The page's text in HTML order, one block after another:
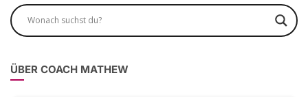
ÜBER COACH MATHEW